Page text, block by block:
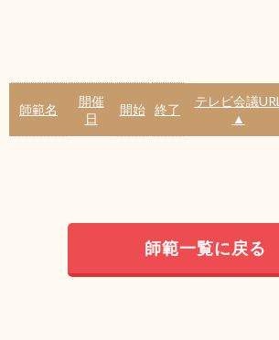
師範名
開催
日
開始 終了
テレビ会議URL
▲
師範一覧に戻る